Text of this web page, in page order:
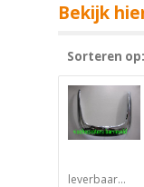
Bekijk
Sorteren op:
leverbaar...